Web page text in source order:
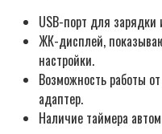
USB-порт для зарядки
ЖК-дисплей,
настройки.
Возможность работы
адаптер.
Наличие таймера